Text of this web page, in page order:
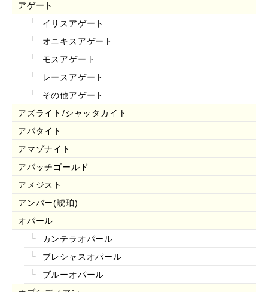
アゲート
イリスアゲート
オニキスアゲート
モスアゲート
レースアゲート
その他アゲート
アズライト/シャッタカイト
アパタイト
アマゾナイト
アパッチゴールド
アメジスト
アンバー(琥珀)
オパール
カンテラオパール
プレシャスオパール
ブルーオパール